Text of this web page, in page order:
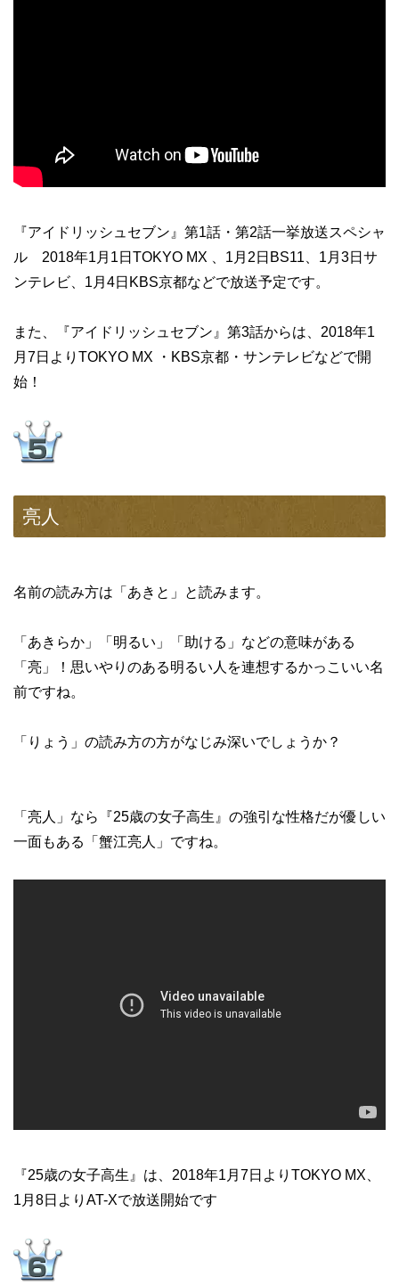
『アイドリッシュセブン』第1話・第2話一挙放送スペシャ
ル 2018年1月1日TOKYO MX 、1月2日BS11、1月3日サ
ンテレビ、1月4日KBS京都などで放送予定です。
また、『アイドリッシュセブン』第3話からは、2018年1
月7日よりTOKYO MX ・KBS京都・サンテレビなどで開
始！
亮人
名前の読み方は「あきと」と読みます。
「あきらか」「明るい」「助ける」などの意味がある
「亮」！思いやりのある明るい人を連想するかっこいい名
前ですね。
「りょう」の読み方の方がなじみ深いでしょうか？
「亮人」なら『25歳の女子高生』の強引な性格だが優しい
一面もある「蟹江亮人」ですね。
『25歳の女子高生』は、2018年1月7日よりTOKYO MX、
1月8日よりAT-Xで放送開始です